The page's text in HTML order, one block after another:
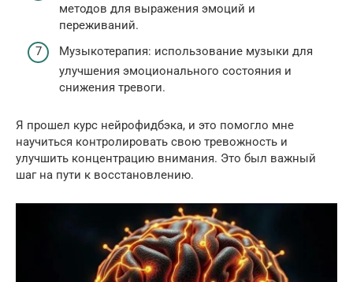
методов для выражения эмоций и
переживаний.
Музыкотерапия: использование музыки для
улучшения эмоционального состояния и
снижения тревоги.
Я прошел курс нейрофидбэка, и это помогло мне
научиться контролировать свою тревожность и
улучшить концентрацию внимания. Это был важный
шаг на пути к восстановлению.